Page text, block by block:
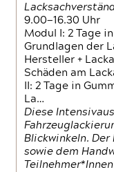
9.00—16.30 Uhr
Modul I: 2 Tage
Grundlagen der
Hersteller +
Schäden am
II: 2 Tage in
La…
Diese
Blickwinkeln.
sowie dem